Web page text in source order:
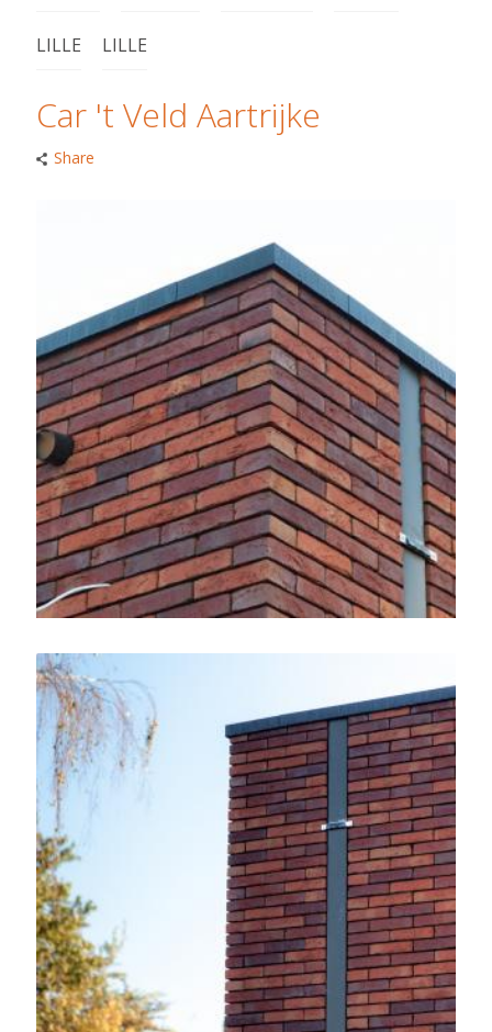
LILLE LILLE
Car 't Veld Aartrijke
Share